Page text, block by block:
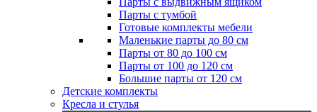
Парты с тумбой
Готовые комплекты мебели
Маленькие парты до 80 см
Парты от 80 до 100 см
Парты от 100 до 120 см
Большие парты от 120 см
Детские комплекты
Кресла и стулья